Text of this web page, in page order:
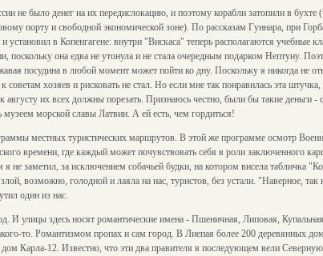
не было денег на их передислокацию, и поэтому корабли затопили в бухте
порту и свободной экономической зоне). По рассказам Гуннара, при
установил в Копенгагене: внутри "Вискаса" теперь располагаются учебные
поскольку она едва не утонула и не стала очередным подарком Нептуну.
посудина в любой момент может пойти ко дну. Поскольку я никогда не
советам хозяев и рисковать не стал. Но если мне так понравилась эта
августу их всех должны порезать. Признаюсь честно, были бы такие деньги
морской славы Латвии. А ей есть, чем гордиться!
местных туристических маршрутов. В этой же программе осмотр
времени, где каждый может почувствовать себя в роли заключенного
я не заметил, за исключением собачьей будки, на котором висела
возможно, голодной и лаяла на нас, туристов, без устали. "Наверное,
один из нас.
И улицы здесь носят романтические имена - Пшеничная, Липовая,
то. Романтизмом пропах и сам город. В Лиепая более 200 деревянных
дом Карла-12. Известно, что эти два правителя в последующем вели